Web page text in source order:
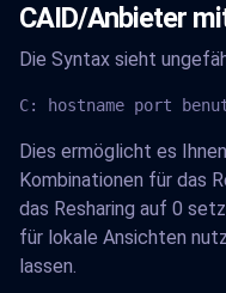
CAID/Anbieter
Die Syntax sieht
C: hostname port
Dies ermöglicht es
Kombinationen für das
das Resharing auf 0
für lokale Ansichten
lassen.